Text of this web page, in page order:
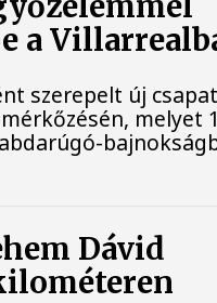
a
szerepelt új
melyet
Dávid